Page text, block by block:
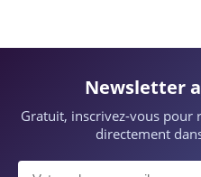
Newsletter
Gratuit, inscrivez-vous pour
directement